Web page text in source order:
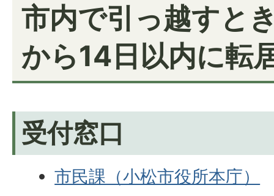
市内で引っ越すと
から14日以内に転
受付窓口
市民課（小松市役所本庁）